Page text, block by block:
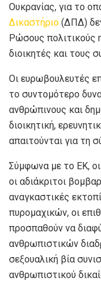
Ουκρανίας, για το
Δικαστήριο (ΔΠΔ)
Ρώσους πολιτικούς
διοικητές και τους
Οι ευρωβουλευτές
το συντομότερο
ανθρώπινους και
διοικητική,
απαιτούνται για τη
Σύμφωνα με το ΕΚ,
οι αδιάκριτοι
αναγκαστικές
πυρομαχικών, οι
προσπαθούν να
ανθρωπιστικών
σεξουαλική βία
ανθρωπιστικού